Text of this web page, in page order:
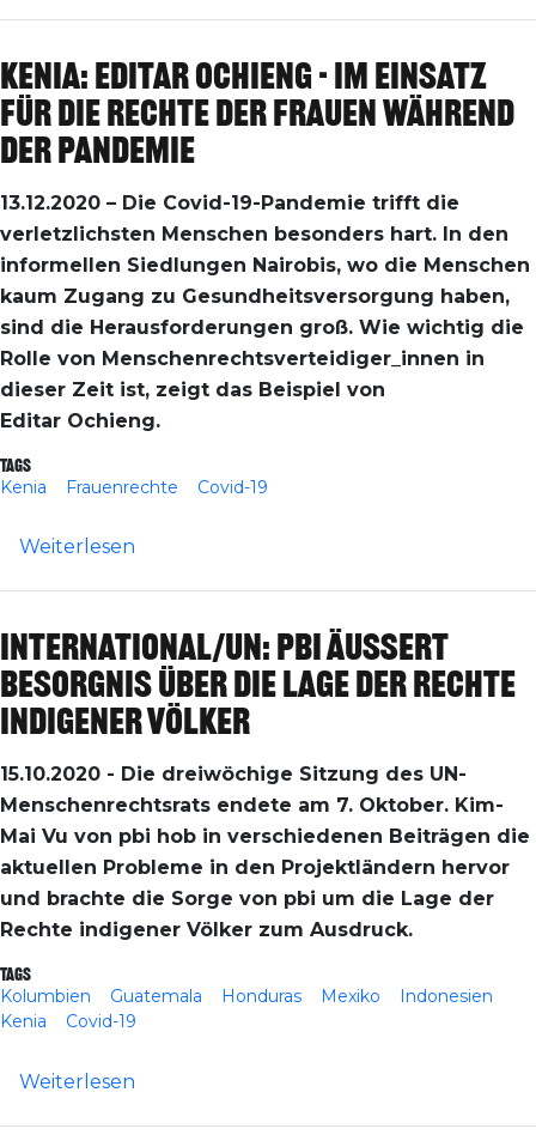
Kenia: Editar Ochieng - Im Einsatz
für die Rechte der Frauen während
der Pandemie
13.12.2020 – Die Covid-19-Pandemie trifft die
verletzlichsten Menschen besonders hart. In den
informellen Siedlungen Nairobis, wo die Menschen
kaum Zugang zu Gesundheitsversorgung haben,
sind die Herausforderungen groß. Wie wichtig die
Rolle von Menschenrechtsverteidiger_innen in
dieser Zeit ist, zeigt das Beispiel von
Editar Ochieng.
Tags
Kenia Frauenrechte Covid-19
Weiterlesen
International/UN: pbi äußert
Besorgnis über die Lage der Rechte
indigener Völker
15.10.2020 - Die dreiwöchige Sitzung des UN-
Menschenrechtsrats endete am 7. Oktober. Kim-
Mai Vu von pbi hob in verschiedenen Beiträgen die
aktuellen Probleme in den Projektländern hervor
und brachte die Sorge von pbi um die Lage der
Rechte indigener Völker zum Ausdruck.
Tags
Kolumbien Guatemala Honduras Mexiko
Indonesien
Kenia
Covid-19
Weiterlesen